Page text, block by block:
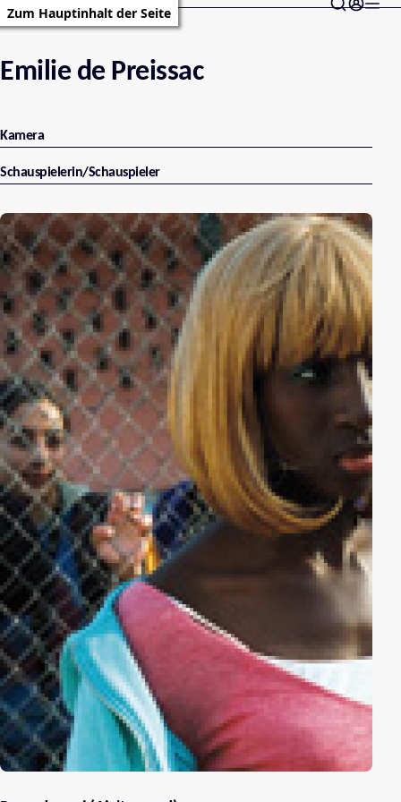
Zum Hauptinhalt der Seite
Emilie de Preissac
Kamera
Schauspielerin/Schauspieler